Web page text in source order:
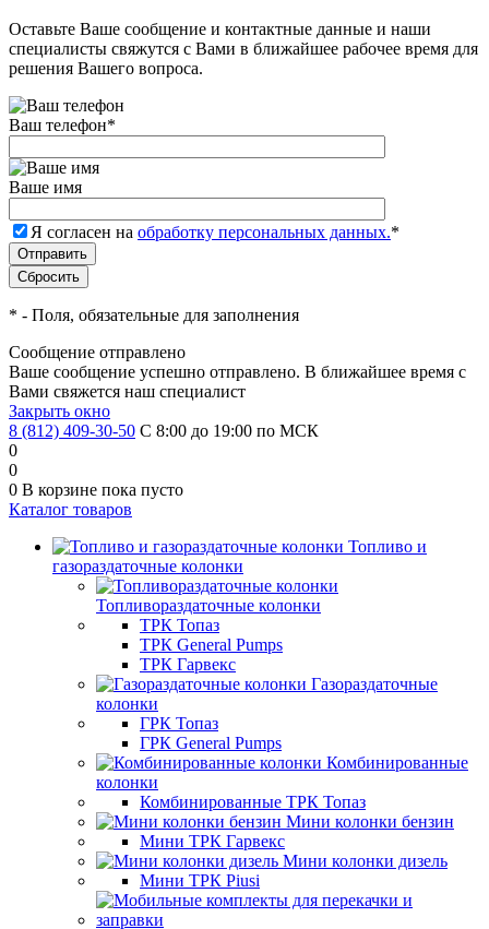
Оставьте Ваше сообщение и контактные данные и наши
специалисты свяжутся с Вами в ближайшее рабочее время для
решения Вашего вопроса.
Ваш телефон*
Ваше имя
Я согласен на обработку персональных данных.*
* - Поля, обязательные для заполнения
Сообщение отправлено
Ваше сообщение успешно отправлено. В ближайшее время с
Вами свяжется наш специалист
Закрыть окно
8 (812) 409-30-50 С 8:00 до 19:00 по МСК
0
0
0 В корзине пока пусто
Каталог товаров
Топливо и
газораздаточные колонки
Топливораздаточные колонки
ТРК Топаз
ТРК General Pumps
ТРК Гарвекс
Газораздаточные
колонки
ГРК Топаз
ГРК General Pumps
Комбинированные
колонки
Комбинированные ТРК Топаз
Мини колонки бензин
Мини ТРК Гарвекс
Мини колонки дизель
Мини ТРК Piusi